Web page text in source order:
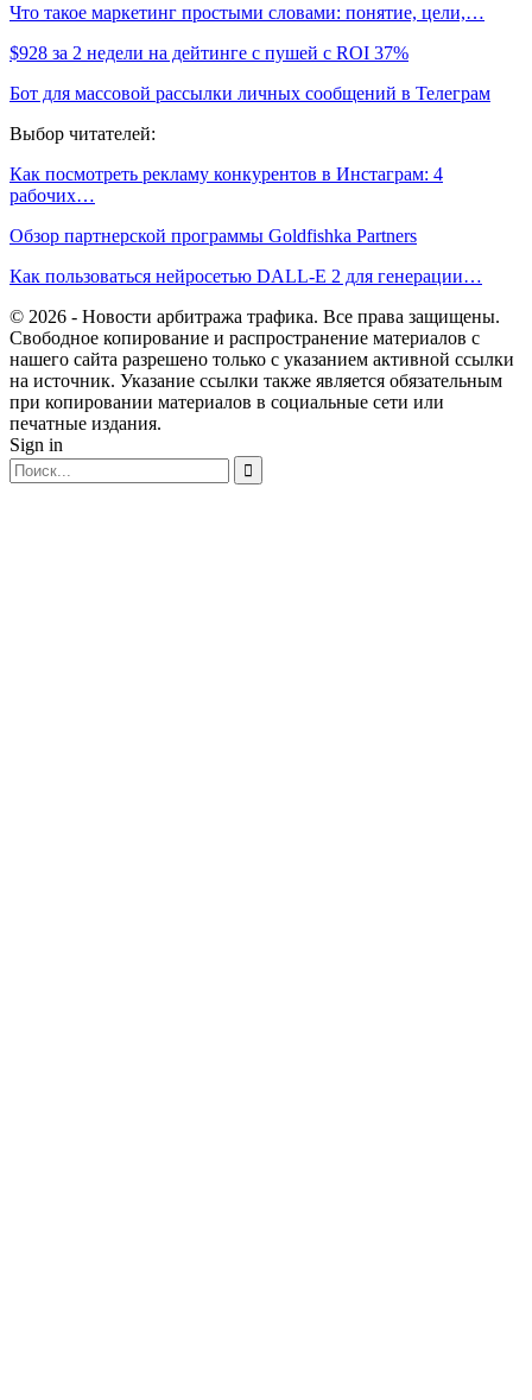
Что такое маркетинг простыми словами: понятие, цели,…
$928 за 2 недели на дейтинге с пушей с ROI 37%
Бот для массовой рассылки личных сообщений в Телеграм
Выбор читателей:
Как посмотреть рекламу конкурентов в Инстаграм: 4
рабочих…
Обзор партнерской программы Goldfishka Partners
Как пользоваться нейросетью DALL-E 2 для генерации…
© 2026 - Новости арбитража трафика. Все права защищены.
Свободное копирование и распространение материалов с
нашего сайта разрешено только с указанием активной ссылки
на источник. Указание ссылки также является обязательным
при копировании материалов в социальные сети или
печатные издания.
Sign in